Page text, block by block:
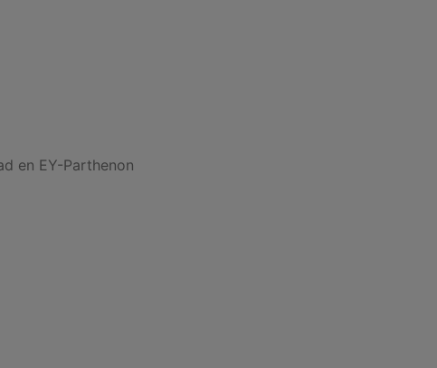
en EY-Parthenon